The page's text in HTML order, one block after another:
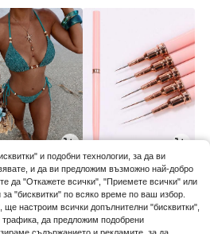
3.54€3.58€ -1%
и подобни технологии, за да ви
и да ви предложим възможно най-добро
да "Откажете всички", "Приемете всички" или
"бисквитки" по всяко време по ваш избор.
ще настроим всички допълнителни "бисквитки",
трафика, да предложим подобрени